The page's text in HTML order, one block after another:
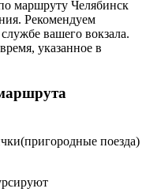
маршруту Челябинск
Рекомендуем
вашего вокзала.
указанное в
поезда)